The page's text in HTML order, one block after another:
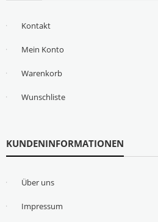
Kontakt
Mein Konto
Warenkorb
Wunschliste
KUNDENINFORMATIONEN
Über uns
Impressum